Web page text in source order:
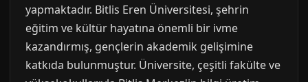
yapmaktadır. Bitlis Eren Üniversitesi, şehrin
eğitim ve kültür hayatına önemli bir ivme
kazandırmış, gençlerin akademik gelişimine
katkıda bulunmuştur. Üniversite, çeşitli fakülte ve